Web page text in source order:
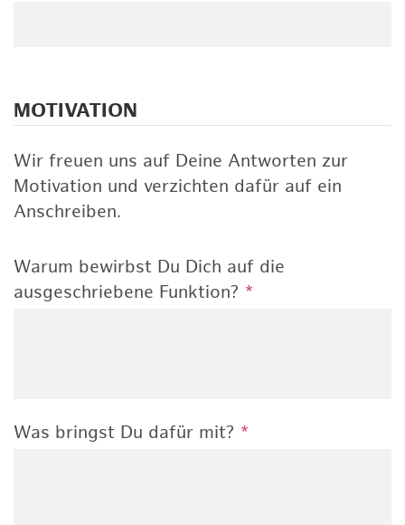
MOTIVATION
Wir freuen uns auf Deine Antworten zur
Motivation und verzichten dafür auf ein
Anschreiben.
Warum bewirbst Du Dich auf die
ausgeschriebene Funktion? *
Was bringst Du dafür mit? *